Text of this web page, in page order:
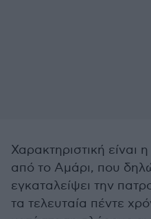
Χαρακτηριστική είναι
από το Αμάρι, που
εγκαταλείψει την
τα τελευταία πέντε